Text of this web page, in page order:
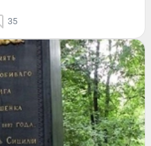
35